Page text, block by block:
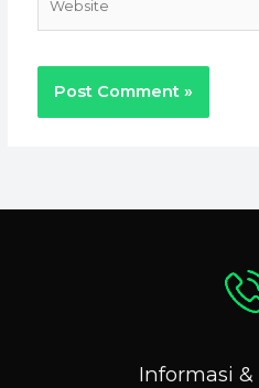
Informasi &